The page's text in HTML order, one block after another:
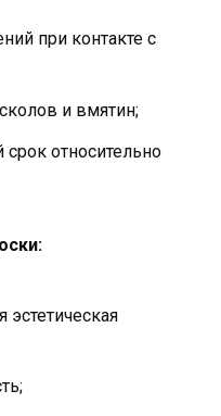
при контакте с
и вмятин;
относительно
эстетическая